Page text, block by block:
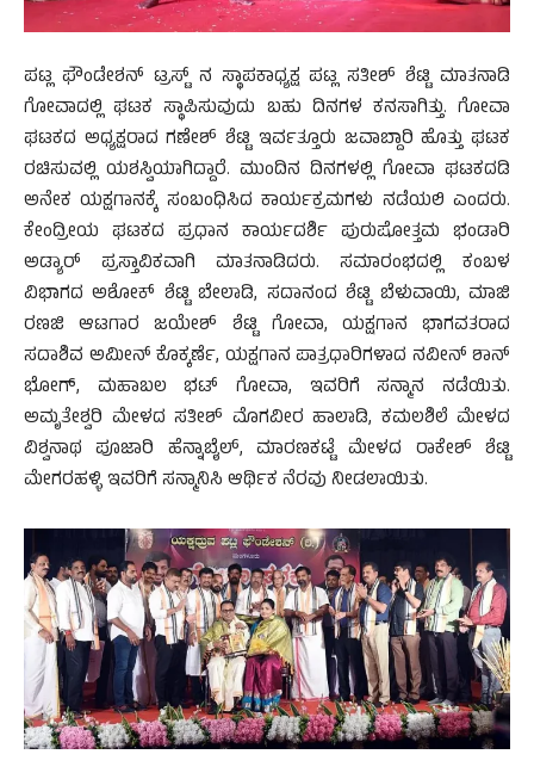
ಪಟ್ಲ ಫೌಂಡೇಶನ್ ಟ್ರಸ್ಟ್ ನ ಸ್ಥಾಪಕಾಧ್ಯಕ್ಷ ಪಟ್ಲ ಸತೀಶ್ ಶೆಟ್ಟಿ ಮಾತನಾಡಿ
ಗೋವಾದಲ್ಲಿ ಘಟಕ ಸ್ಥಾಪಿಸುವುದು ಬಹು ದಿನಗಳ ಕನಸಾಗಿತ್ತು. ಗೋವಾ
ಘಟಕದ ಅಧ್ಯಕ್ಷರಾದ ಗಣೇಶ್ ಶೆಟ್ಟಿ ಇರ್ವತ್ತೂರು ಜವಾಬ್ದಾರಿ ಹೊತ್ತು ಘಟಕ
ರಚಿಸುವಲ್ಲಿ ಯಶಸ್ವಿಯಾಗಿದ್ದಾರೆ. ಮುಂದಿನ ದಿನಗಳಲ್ಲಿ ಗೋವಾ ಘಟಕದಡಿ
ಅನೇಕ ಯಕ್ಷಗಾನಕ್ಕೆ ಸಂಬಂಧಿಸಿದ ಕಾರ್ಯಕ್ರಮಗಳು ನಡೆಯಲಿ ಎಂದರು.
ಕೇಂದ್ರೀಯ ಘಟಕದ ಪ್ರಧಾನ ಕಾರ್ಯದರ್ಶಿ ಪುರುಷೋತ್ತಮ ಭಂಡಾರಿ
ಅಡ್ಯಾರ್ ಪ್ರಸ್ತಾವಿಕವಾಗಿ ಮಾತನಾಡಿದರು. ಸಮಾರಂಭದಲ್ಲಿ ಕಂಬಳ
ವಿಭಾಗದ ಅಶೋಕ್ ಶೆಟ್ಟಿ ಬೇಲಾಡಿ, ಸದಾನಂದ ಶೆಟ್ಟಿ ಬೆಳುವಾಯಿ, ಮಾಜಿ
ರಣಜಿ ಆಟಗಾರ ಜಯೇಶ್ ಶೆಟ್ಟಿ ಗೋವಾ, ಯಕ್ಷಗಾನ ಭಾಗವತರಾದ
ಸದಾಶಿವ ಅಮೀನ್ ಕೊಕ್ಕರ್ಣೆ, ಯಕ್ಷಗಾನ ಪಾತ್ರಧಾರಿಗಳಾದ ನವೀನ್ ಶಾನ್
ಭೋಗ್, ಮಹಾಬಲ ಭಟ್ ಗೋವಾ, ಇವರಿಗೆ ಸನ್ಮಾನ ನಡೆಯಿತು.
ಅಮೃತೇಶ್ವರಿ ಮೇಳದ ಸತೀಶ್ ಮೊಗವೀರ ಹಾಲಾಡಿ, ಕಮಲಶಿಲೆ ಮೇಳದ
ವಿಶ್ವನಾಥ ಪೂಜಾರಿ ಹೆನ್ನಾಬೈಲ್, ಮಾರಣಕಟ್ಟೆ ಮೇಳದ ರಾಕೇಶ್ ಶೆಟ್ಟಿ
ಮೇಗರಹಳ್ಳಿ ಇವರಿಗೆ ಸನ್ಮಾನಿಸಿ ಆರ್ಥಿಕ ನೆರವು ನೀಡಲಾಯಿತು.